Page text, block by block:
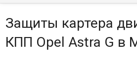
Защиты картера
КПП Opel Astra G в